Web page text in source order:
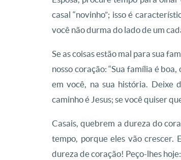
casal “novinho”; isso é
você não durma do lado de um
Se as coisas estão mal para sua
nosso coração: “Sua família é
em você, na sua história. Deixe
caminho é Jesus; se você quiser
Casais, quebrem a dureza do
tempo, porque eles vão crescer.
dureza de coração! Peço-lhes